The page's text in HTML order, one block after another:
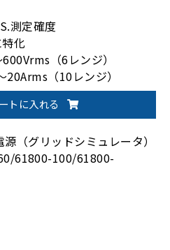
測定確度
化
（6レンジ）
（10レンジ）
規格対応
に対応
トに入れる